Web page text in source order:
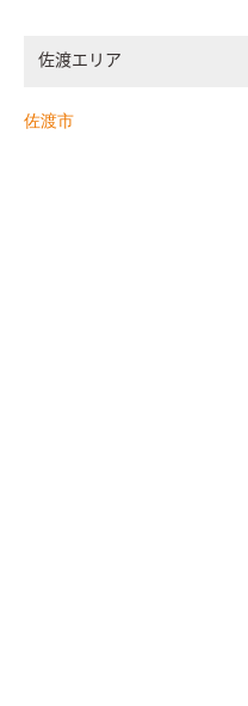
佐渡エリア
佐渡市